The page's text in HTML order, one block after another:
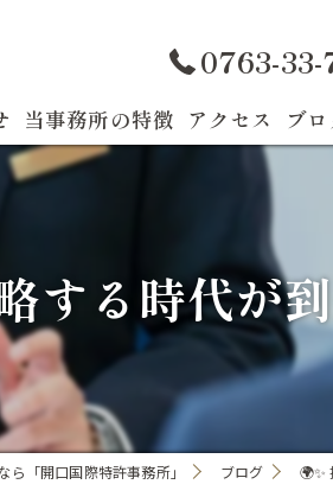
0763-
当事務所の特徴
実用新案
国際出願
発明
アクセス ブ
する時代が
「開口国際特許事務所」 ブログ 🌍✨